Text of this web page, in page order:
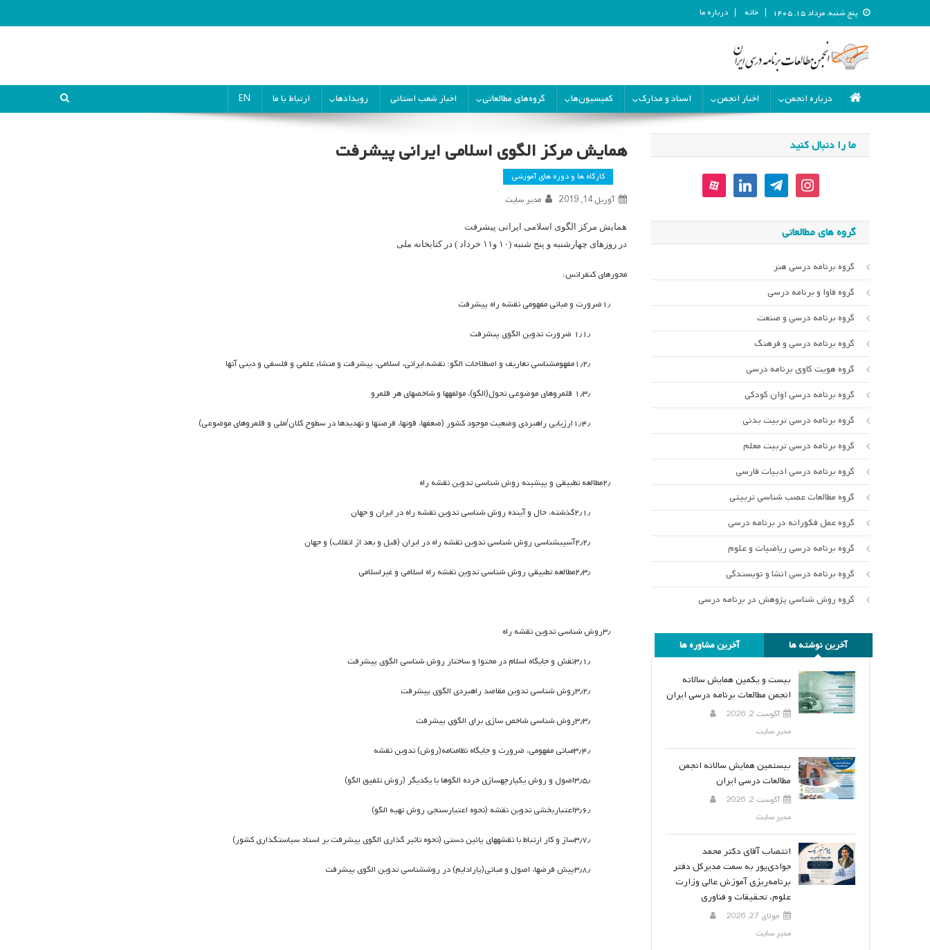
پنج شنبه, مرداد ۱۵, ۱۴۰۵ خانه درباره ما
انجمن مطالعات برنامه درسی ایران
درباره انجمن
اخبار انجمن اسناد و مدارک کمیسیون‌ها گروه‌های مطالعاتی اخبار شعب استانی رویدادها ارتباط با ما EN
همایش مرکز الگوی اسلامی ایرانی پیشرفت
کارگاه ها و دوره های آموزشی
آوریل 14, 2019 مدیر سایت
همایش مرکز الگوی اسلامی ایرانی پیشرفت
در روزهای چهارشنبه و پنج شنبه (۱۰ و۱۱ خرداد ) در کتابخانه ملی
محورهای کنفرانس:
۱٫ ضرورت و مبانی مفهومی نقشه راه پیشرفت
۱٫۱٫ ضرورت تدوین الگوی پبشرفت
۱٫۲٫مفهوم­شناسی تعاریف و اصطلاحات الگو: نقشه،ایرانی، اسلامی، پیشرفت و منشاء علمی و فلسفی و دینی آنها
۱٫۳٫ قلمروهای موضوعی تحول(الگو)، مولفه­ها و شاخص­های هر قلمرو
۱٫۴٫ ارزیابی راهبردی وضعیت موجود کشور (ضعفها، قوتها، فرصتها و تهدیدها در سطوح کلان/ملی و قلمروهای موضوعی)
۲٫مطالعه تطبیقی و پیشینه روش شناسی تدوین نقشه راه
۲٫۱٫گذشته، حال و آینده روش شناسی تدوین نقشه راه در ایران و جهان
۲٫۲٫آسیب­شناسی روش شناسی تدوین نقشه راه در ایران (قبل و بعد از انقلاب) و جهان
۲٫۳٫مطالعه تطبیقی روش شناسی تدوین نقشه راه اسلامی و غیراسلامی
۳٫روش شناسی تدوین نقشه راه
۳٫۱٫نقش و جایگاه اسلام در محتوا و ساختار روش شناسی الگوی پیشرفت
۳٫۲٫روش شناسی تدوین مقاصد راهبردی الگوی پیشرفت
۳٫۳٫روش شناسی شاخص سازی برای الگوی پیشرفت
۳٫۴٫مبانی مفهومی، ضرورت و جایگاه نظام­نامه(روش) تدوین نقشه
۳٫۵٫اصول و روش یکپارچه­سازی خرده الگوها با یکدیگر (روش تلفیق الگو)
۳٫۶٫اعتباربخشی تدوین نقشه (نحوه اعتبارسنجی روش تهیه الگو)
۳٫۷٫ساز و کار ارتباط با نقشه­های پائین دستی (نحوه تاثیر گذاری الگوی پیشرفت بر اسناد سیاست­گذاری کشور)
۳٫۸٫پیش فرض­ها، اصول و مبانی(پارادایم) در روش­شناسی تدوین الگوی پیشرفت
ما را دنبال کنید
instagram
telegram
linkedin
aparat
گروه های مطالعاتی
گروه برنامه درسی هنر
گروه فاوا و برنامه درسی
گروه برنامه درسی و صنعت
گروه برنامه درسی و فرهنگ
گروه هویت کاوی برنامه درسی
گروه برنامه درسی اوان کودکی
گروه برنامه درسی تربیت بدنی
گروه برنامه درسی تربیت معلم
گروه برنامه درسی ادبیات فارسی
گروه مطالعات عصب شناسی تربیتی
گروه عمل فکورانه در برنامه درسی
گروه برنامه درسی ریاضیات و علوم
گروه برنامه درسی انشا و نویسندگی
گروه روش شناسی پژوهش در برنامه درسی
آخرین نوشته ها آخرین مشاوره ها
بیست و یکمین همایش سالانه
انجمن مطالعات برنامه درسی ایران
آگوست 2, 2026
مدیر سایت
بیستمین همایش سالانه انجمن
مطالعات درسی ایران
آگوست 2, 2026
مدیر سایت
انتصاب آقای دکتر محمد
جوادی‌پور به سمت مدیرکل دفتر
برنامه‌ریزی آموزش عالی وزارت
علوم، تحقیقات و فناوری
جولای 27, 2026
مدیر سایت